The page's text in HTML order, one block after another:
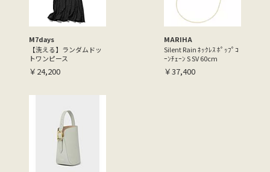
M7days
【洗える】ランダムドッ
トワンピース
￥24,200
MARIHA
Silent Rain ﾈｯｸﾚｽ ﾎﾟｯﾌﾟｺ
ｰﾝﾁｪｰﾝ S SV 60cm
￥37,400